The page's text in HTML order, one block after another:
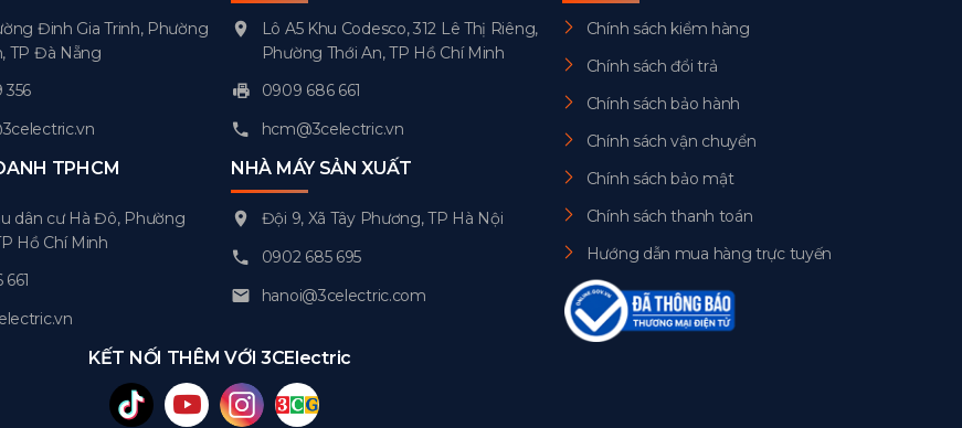
Đinh Gia Trinh, Phường
TP Đà Nẵng
356
TPHCM
dân cư Hà Đô, Phường
Hồ Chí Minh
Lô A5 Khu Codesco, 312 Lê Thị Riêng,
Phường Thới An, TP Hồ Chí Minh
0909 686 661
hcm@3celectric.vn
NHÀ MÁY SẢN XUẤT
Đội 9, Xã Tây Phương, TP Hà Nội
0902 685 695
hanoi@3celectric.com
Chính sách kiểm hàng
Chính sách đổi trả
Chính sách bảo hành
Chính sách vận chuyển
Chính sách bảo mật
Chính sách thanh toán
Hướng dẫn mua hàng trực tuyến
KẾT NỐI THÊM VỚI 3CElectric